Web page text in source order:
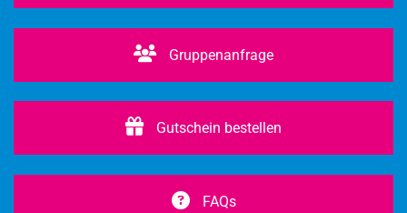
Gruppenanfrage
Gutschein bestellen
FAQs